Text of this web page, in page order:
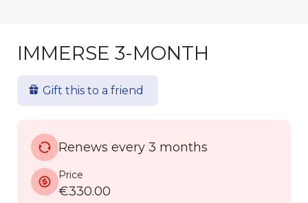
IMMERSE 3-MONTH
Gift this to a friend
Renews every 3 months
Price
€330.00